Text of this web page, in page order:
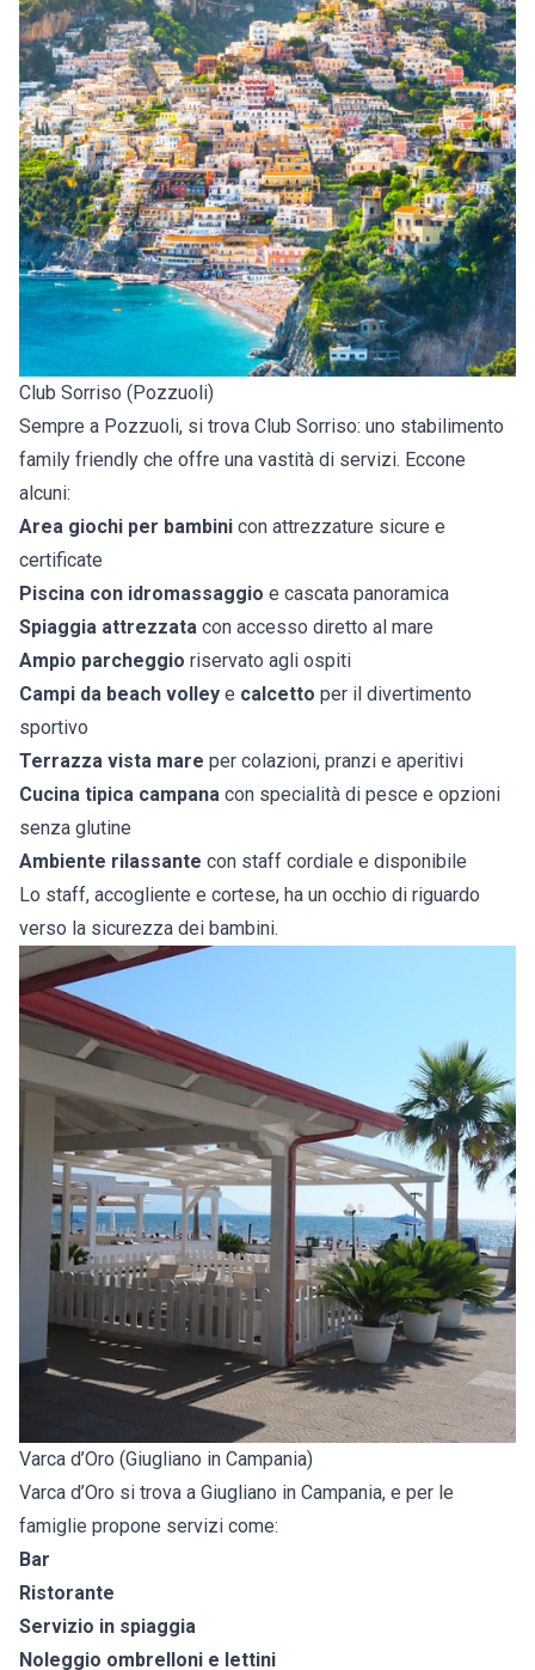
Club Sorriso (Pozzuoli)
Sempre a Pozzuoli, si trova Club Sorriso: uno stabilimento
family friendly che offre una vastità di servizi. Eccone
alcuni:
Area giochi per bambini con attrezzature sicure e
certificate
Piscina con idromassaggio e cascata panoramica
Spiaggia attrezzata con accesso diretto al mare
Ampio parcheggio riservato agli ospiti
Campi da beach volley e calcetto per il divertimento
sportivo
Terrazza vista mare per colazioni, pranzi e aperitivi
Cucina tipica campana con specialità di pesce e opzioni
senza glutine
Ambiente rilassante con staff cordiale e disponibile
Lo staff, accogliente e cortese, ha un occhio di riguardo
verso la sicurezza dei bambini.
Varca d’Oro (Giugliano in Campania)
Varca d’Oro si trova a Giugliano in Campania, e per le
famiglie propone servizi come:
Bar
Ristorante
Servizio in spiaggia
Noleggio ombrelloni e lettini